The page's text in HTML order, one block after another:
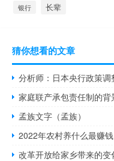
银行 长辈
猜你想看的文章
分析师：日本央行政策
家庭联产承包责任制的背
孟族文字（孟族）
2022年农村养什么最赚钱
改革开放给家乡带来的变